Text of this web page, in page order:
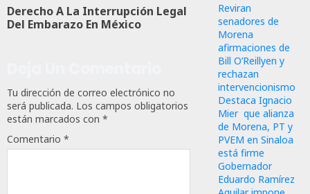
Derecho A La Interrupción Legal
Del Embarazo En México
Tu dirección de correo electrónico no
será publicada. Los campos obligatorios
están marcados con *
Comentario *
Reviran
senadores de
Morena
afirmaciones de
Bill O’Reillyen y
rechazan
intervencionismo
Destaca Ignacio
Mier que alianza
de Morena, PT y
PVEM en Sinaloa
está firme
Gobernador
Eduardo Ramírez